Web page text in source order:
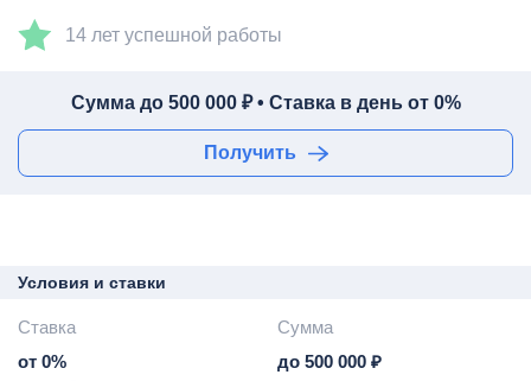
14 лет успешной работы
Сумма до 500 000 ₽ • Ставка в день от 0%
Получить
Условия и ставки
Ставка
от 0%
Сумма
до 500 000 ₽